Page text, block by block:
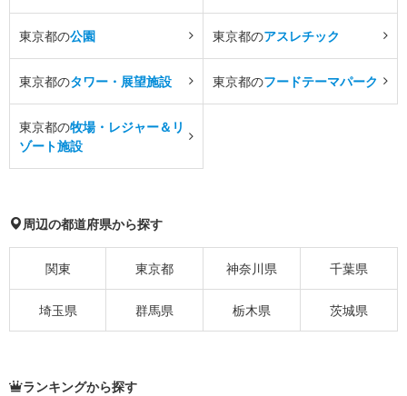
東京都の公園 東京都のアスレチック
東京都のタワー・展望施設 東京都のフードテーマパーク
東京都の牧場・レジャー＆リ
ゾート施設
周辺の都道府県から探す
関東 東京都 神奈川県 千葉県
埼玉県 群馬県 栃木県 茨城県
ランキングから探す